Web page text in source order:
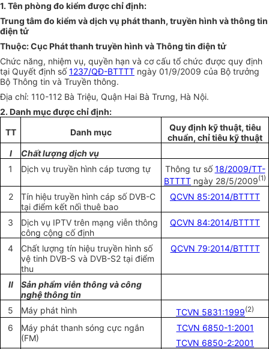
1. Tên phòng đo kiểm được chỉ định:
Trung tâm đo kiểm và dịch vụ phát thanh, truyền hình và thông tin
điện tử
Thuộc: Cục Phát thanh truyền hình và Thông tin điện tử
Chức năng, nhiệm vụ, quyền hạn và cơ cấu tổ chức được quy định
tại Quyết định số1237/QĐ-BTTTT ngày 01/9/2009 của Bộ trưởng
Bộ Thông tin và Truyền thông.
Địa chỉ: 110-112 Bà Triệu, Quận Hai Bà Trưng, Hà Nội.
2. Danh mục được chỉ định:
TT
Danh mục
Quy định kỹ thuật, tiêu
chuẩn, chỉ tiêu kỹ thuật
I
Chất lượng dịch vụ
1
Dịch vụ truyền hình cáp tương tự Thông tư số18/2009/TT-
BTTTT ngày 28/5/2009(1)
2
Tín hiệu truyền hình cáp số DVB-C
tại điểm kết nối thuê bao
QCVN 85:2014/BTTTT
3
Dịch vụ IPTV trên mạng viễn thông
công cộng cố định
QCVN 84:2014/BTTTT
4
Chất lượng tín hiệu truyền hình số
vệ tinh DVB-S và DVB-S2 tại điểm
thu
QCVN 79:2014/BTTTT
II
Sản phẩm viễn thông và công
nghệ thông tin
5
Máy phát hình TCVN 5831:1999(2)
6
Máy phát thanh sóng cực ngắn
(FM)
TCVN 6850-1:2001
TCVN 6850-2:2001